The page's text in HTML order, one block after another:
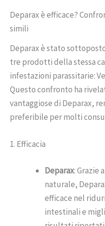
Deparax è efficace?
simili
Deparax è stato
tre prodotti della stessa
infestazioni parassitarie:
Questo confronto ha
vantaggiose di Deparax,
preferibile per molti
1. Efficacia
Deparax: Grazie
naturale,
efficace nel
intestinali e